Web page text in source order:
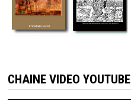
CHAINE VIDEO YOUTUBE